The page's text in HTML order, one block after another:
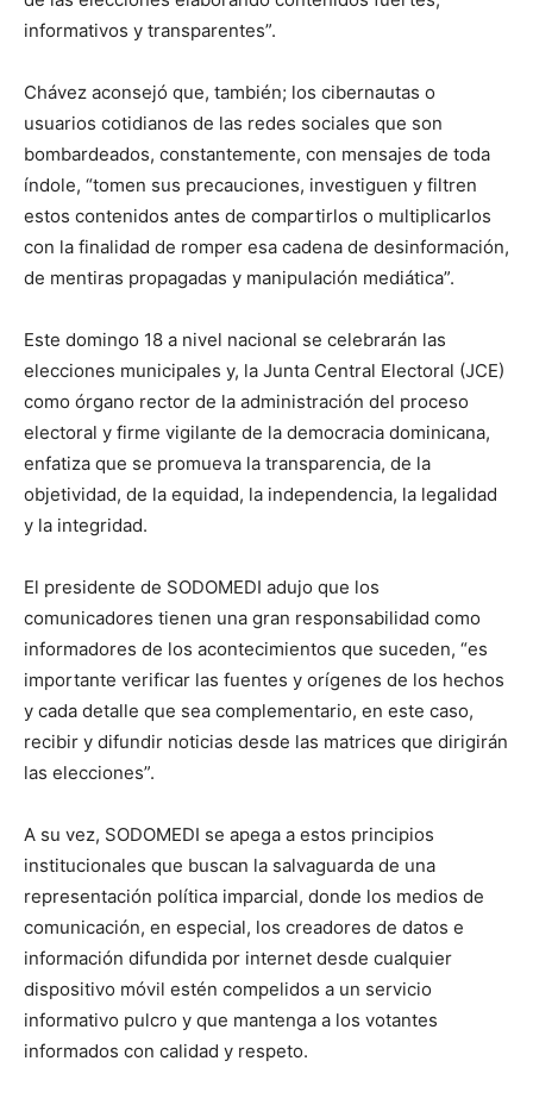
informativos y transparentes”.
Chávez aconsejó que, también; los cibernautas o
usuarios cotidianos de las redes sociales que son
bombardeados, constantemente, con mensajes de toda
índole, “tomen sus precauciones, investiguen y filtren
estos contenidos antes de compartirlos o multiplicarlos
con la finalidad de romper esa cadena de desinformación,
de mentiras propagadas y manipulación mediática”.
Este domingo 18 a nivel nacional se celebrarán las
elecciones municipales y, la Junta Central Electoral (JCE)
como órgano rector de la administración del proceso
electoral y firme vigilante de la democracia dominicana,
enfatiza que se promueva la transparencia, de la
objetividad, de la equidad, la independencia, la legalidad
y la integridad.
El presidente de SODOMEDI adujo que los
comunicadores tienen una gran responsabilidad como
informadores de los acontecimientos que suceden, “es
importante verificar las fuentes y orígenes de los hechos
y cada detalle que sea complementario, en este caso,
recibir y difundir noticias desde las matrices que dirigirán
las elecciones”.
A su vez, SODOMEDI se apega a estos principios
institucionales que buscan la salvaguarda de una
representación política imparcial, donde los medios de
comunicación, en especial, los creadores de datos e
información difundida por internet desde cualquier
dispositivo móvil estén compelidos a un servicio
informativo pulcro y que mantenga a los votantes
informados con calidad y respeto.